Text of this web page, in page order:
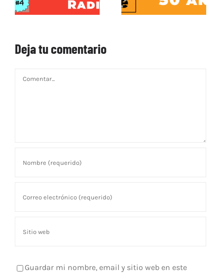
Deja tu comentario
Comentar
Guardar mi nombre, email y sitio web en este